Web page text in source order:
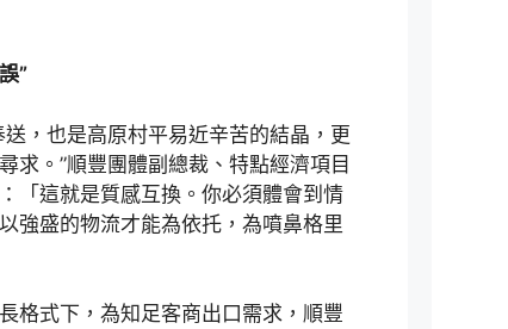
”
，也是高原村平易近辛苦的結晶，更
求。”順豐團體副總裁、特點經濟項目
「這就是質感互換。你必須體會到情
強盛的物流才能為依托，為噴鼻格里
格式下，為知足客商出口需求，順豐